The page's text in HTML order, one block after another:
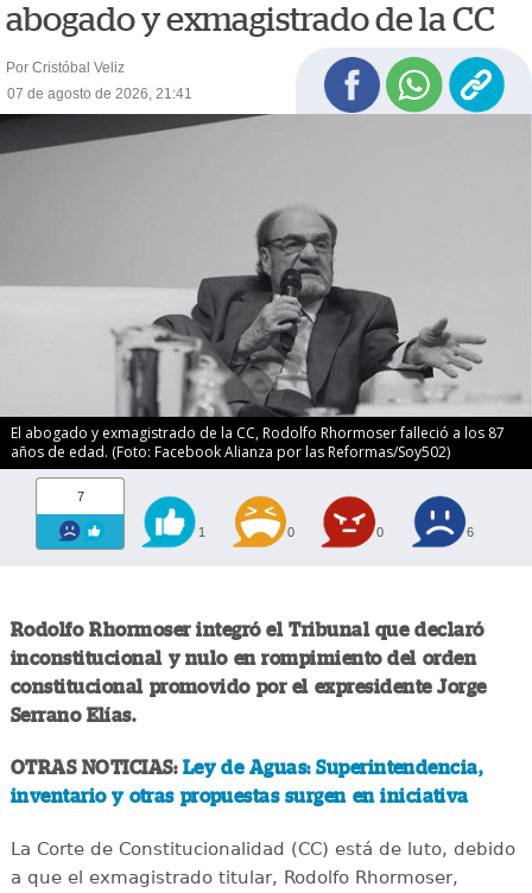
abogado y exmagistrado de la CC
Por Cristóbal Veliz
07 de agosto de 2026, 21:41
El abogado y exmagistrado de la CC, Rodolfo Rhormoser falleció a los 87
años de edad. (Foto: Facebook Alianza por las Reformas/Soy502)
7
1 0 0 6
Rodolfo Rhormoser integró el Tribunal que declaró
inconstitucional y nulo en rompimiento del orden
constitucional promovido por el expresidente Jorge
Serrano Elías.
OTRAS NOTICIAS: Ley de Aguas: Superintendencia,
inventario y otras propuestas surgen en iniciativa
La Corte de Constitucionalidad (CC) está de luto, debido
a que el exmagistrado titular, Rodolfo Rhormoser,